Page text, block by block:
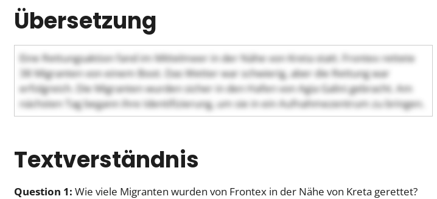
Übersetzung
Eine Rettungsaktion fand im Mittelmeer in der Nähe von Kreta statt. Frontex rettete
38 Migranten von einem Boot. Das Wetter war schwierig, aber die Rettung war
erfolgreich. Die Migranten wurden sicher in den Hafen von Agia Galini gebracht. Am
nächsten Tag begann ihre Identifizierung, um sie in ein Aufnahmezentrum zu bringen.
Textverständnis
Question 1: Wie viele Migranten wurden von Frontex in der Nähe von Kreta gerettet?